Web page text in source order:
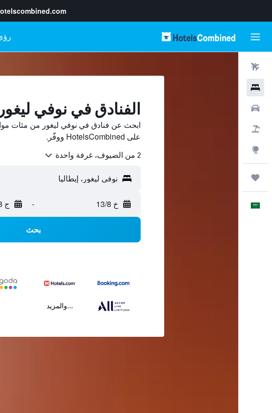
الفنادق في نوفي ليغور
ابحث عن فنادق في نوفي ليغور من مئات
على HotelsCombined ووفّر.
2 من الضيوف، غرفة واحدة
خ 13/8 - ج 14/8
بحث
...والمزيد